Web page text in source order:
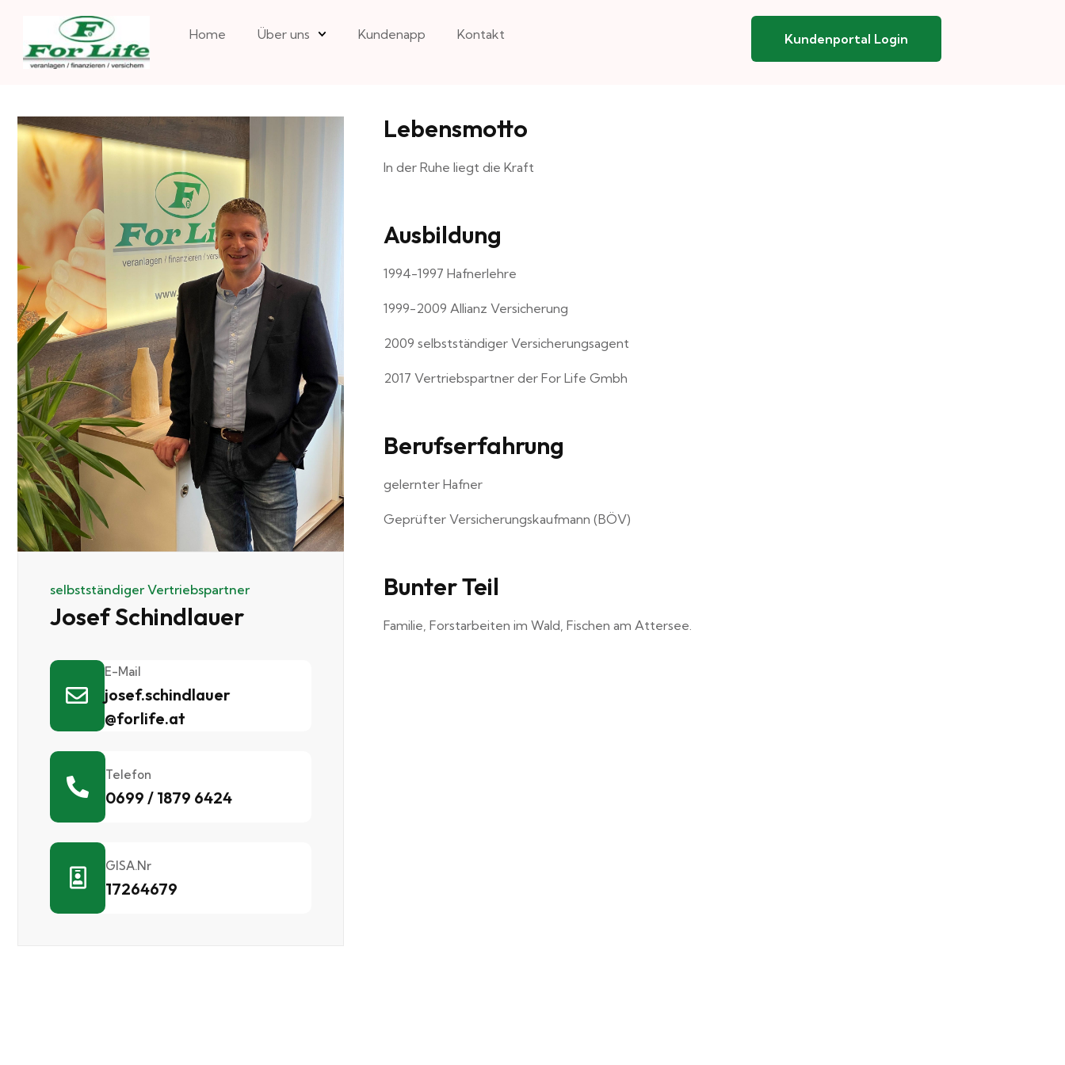
Home Über uns Kundenapp Kontakt Kundenportal Login
selbstständiger Vertriebspartner
Josef Schindlauer
E-Mail
josef.schindlauer
@forlife.at
Telefon
0699 / 1879 6424
GISA.Nr
17264679
Lebensmotto
In der Ruhe liegt die Kraft
Ausbildung
1994-1997 Hafnerlehre
1999-2009 Allianz Versicherung
2009 selbstständiger Versicherungsagent
2017 Vertriebspartner der For Life Gmbh
Berufserfahrung
gelernter Hafner
Geprüfter Versicherungskaufmann (BÖV)
Bunter Teil
Familie, Forstarbeiten im Wald, Fischen am Attersee.